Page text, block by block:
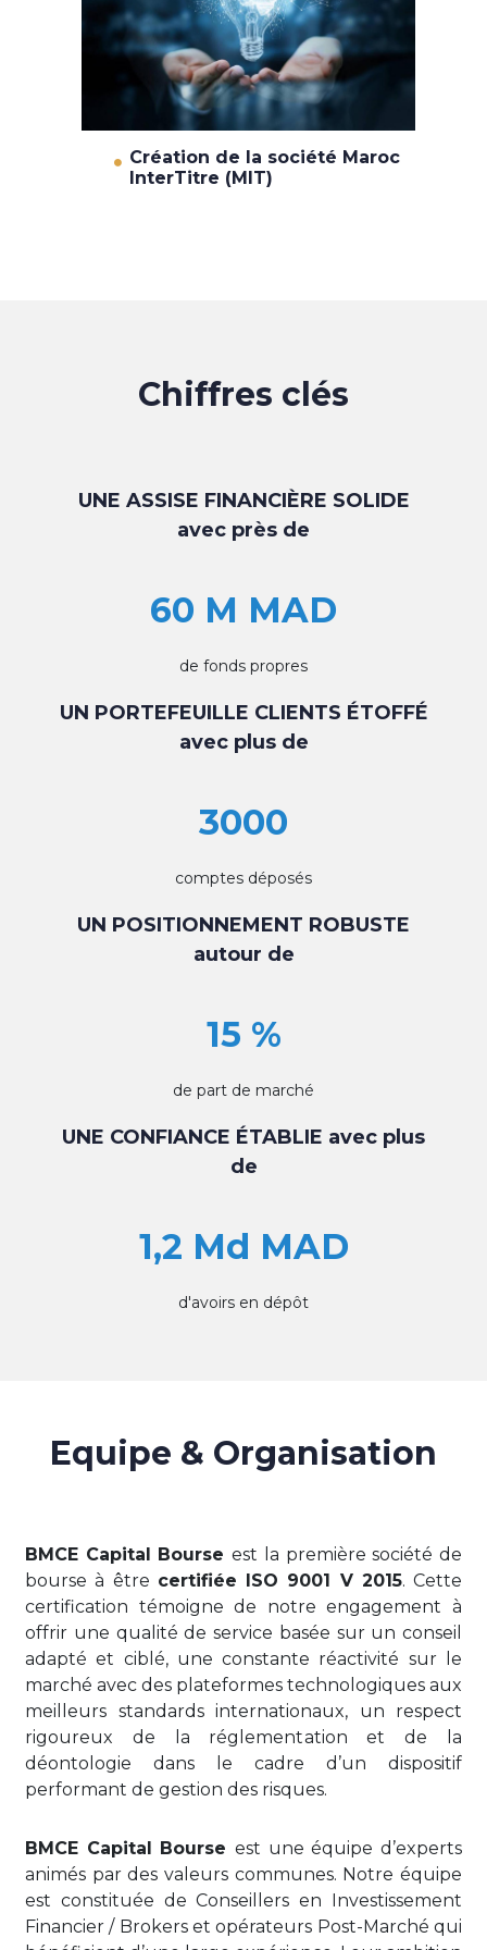
Création de la société Maroc
InterTitre (MIT)
Chiffres clés
UNE ASSISE FINANCIÈRE SOLIDE
avec près de
60 M MAD
de fonds propres
UN PORTEFEUILLE CLIENTS ÉTOFFÉ
avec plus de
3000
comptes déposés
UN POSITIONNEMENT ROBUSTE
autour de
15 %
de part de marché
UNE CONFIANCE ÉTABLIE avec plus
de
1,2 Md MAD
d'avoirs en dépôt
Equipe & Organisation
BMCE Capital Bourseest la première société de
bourse à être certifiée ISO 9001 V 2015. Cette
certification témoigne de notre engagement à
offrir une qualité de service basée sur un conseil
adapté et ciblé, une constante réactivité sur le
marché avec des plateformes technologiques aux
meilleurs standards internationaux, un respect
rigoureux de la réglementation et de la
déontologie dans le cadre d’un dispositif
performant de gestion des risques.
BMCE Capital Bourse est une équipe d’experts
animés par des valeurs communes. Notre équipe
est constituée de Conseillers en Investissement
Financier / Brokers et opérateurs Post-Marché qui